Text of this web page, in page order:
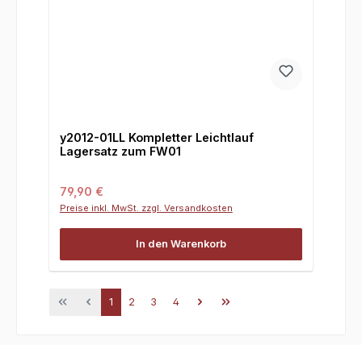
y2012-01LL Kompletter Leichtlauf
Lagersatz zum FW01
Regulärer Preis:
79,90 €
Preise inkl. MwSt. zzgl. Versandkosten
In den Warenkorb
Seite
1 Seite
2 Seite
3 Seite
4